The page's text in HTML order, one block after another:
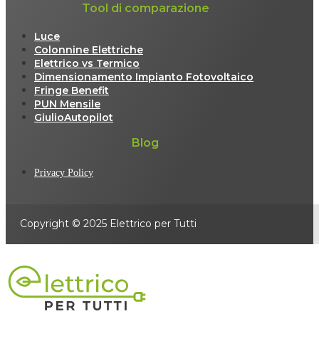
Tool di comparazione
Luce
Colonnine Elettriche
Elettrico vs Termico
Dimensionamento Impianto Fotovoltaico
Fringe Benefit
PUN Mensile
GiulioAutopilot
Blog
Privacy Policy
Copyright © 2025 Elettrico per Tutti